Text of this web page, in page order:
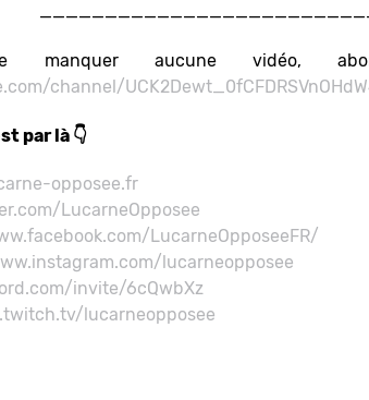
aucune vidéo,
channel/
par là 👇
opposee.fr
LucarneOpposee
LucarneOpposeeFR/
lucarneopposee
invite/6cQwbXz
lucarneopposee